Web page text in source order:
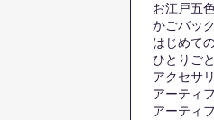
お江戸五
かごバック
はじめて
ひとりごと
アクセサ
アーティ
アーティ